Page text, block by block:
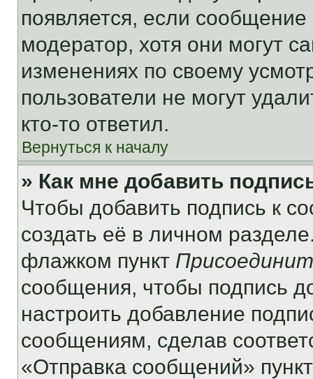
появляется, если
модератор, хотя они могут
изменениях по своему
пользователи не могут
кто-то ответил.
Вернуться к началу
» Как мне добавить
Чтобы добавить подпись к
создать её в личном
флажком пункт
сообщения, чтобы подпись
настроить добавление
сообщениям, сделав
«Отправка сообщений»